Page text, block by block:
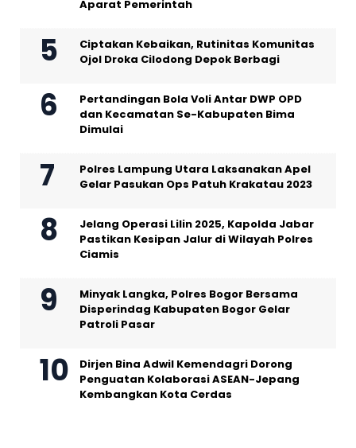
Aparat Pemerintah
Ciptakan Kebaikan, Rutinitas Komunitas
Ojol Droka Cilodong Depok Berbagi
Pertandingan Bola Voli Antar DWP OPD
dan Kecamatan Se-Kabupaten Bima
Dimulai
Polres Lampung Utara Laksanakan Apel
Gelar Pasukan Ops Patuh Krakatau 2023
Jelang Operasi Lilin 2025, Kapolda Jabar
Pastikan Kesipan Jalur di Wilayah Polres
Ciamis
Minyak Langka, Polres Bogor Bersama
Disperindag Kabupaten Bogor Gelar
Patroli Pasar
Dirjen Bina Adwil Kemendagri Dorong
Penguatan Kolaborasi ASEAN-Jepang
Kembangkan Kota Cerdas